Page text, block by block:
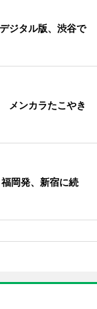
ジタル版、渋谷で
メンカラたこやき
岡発、新宿に続